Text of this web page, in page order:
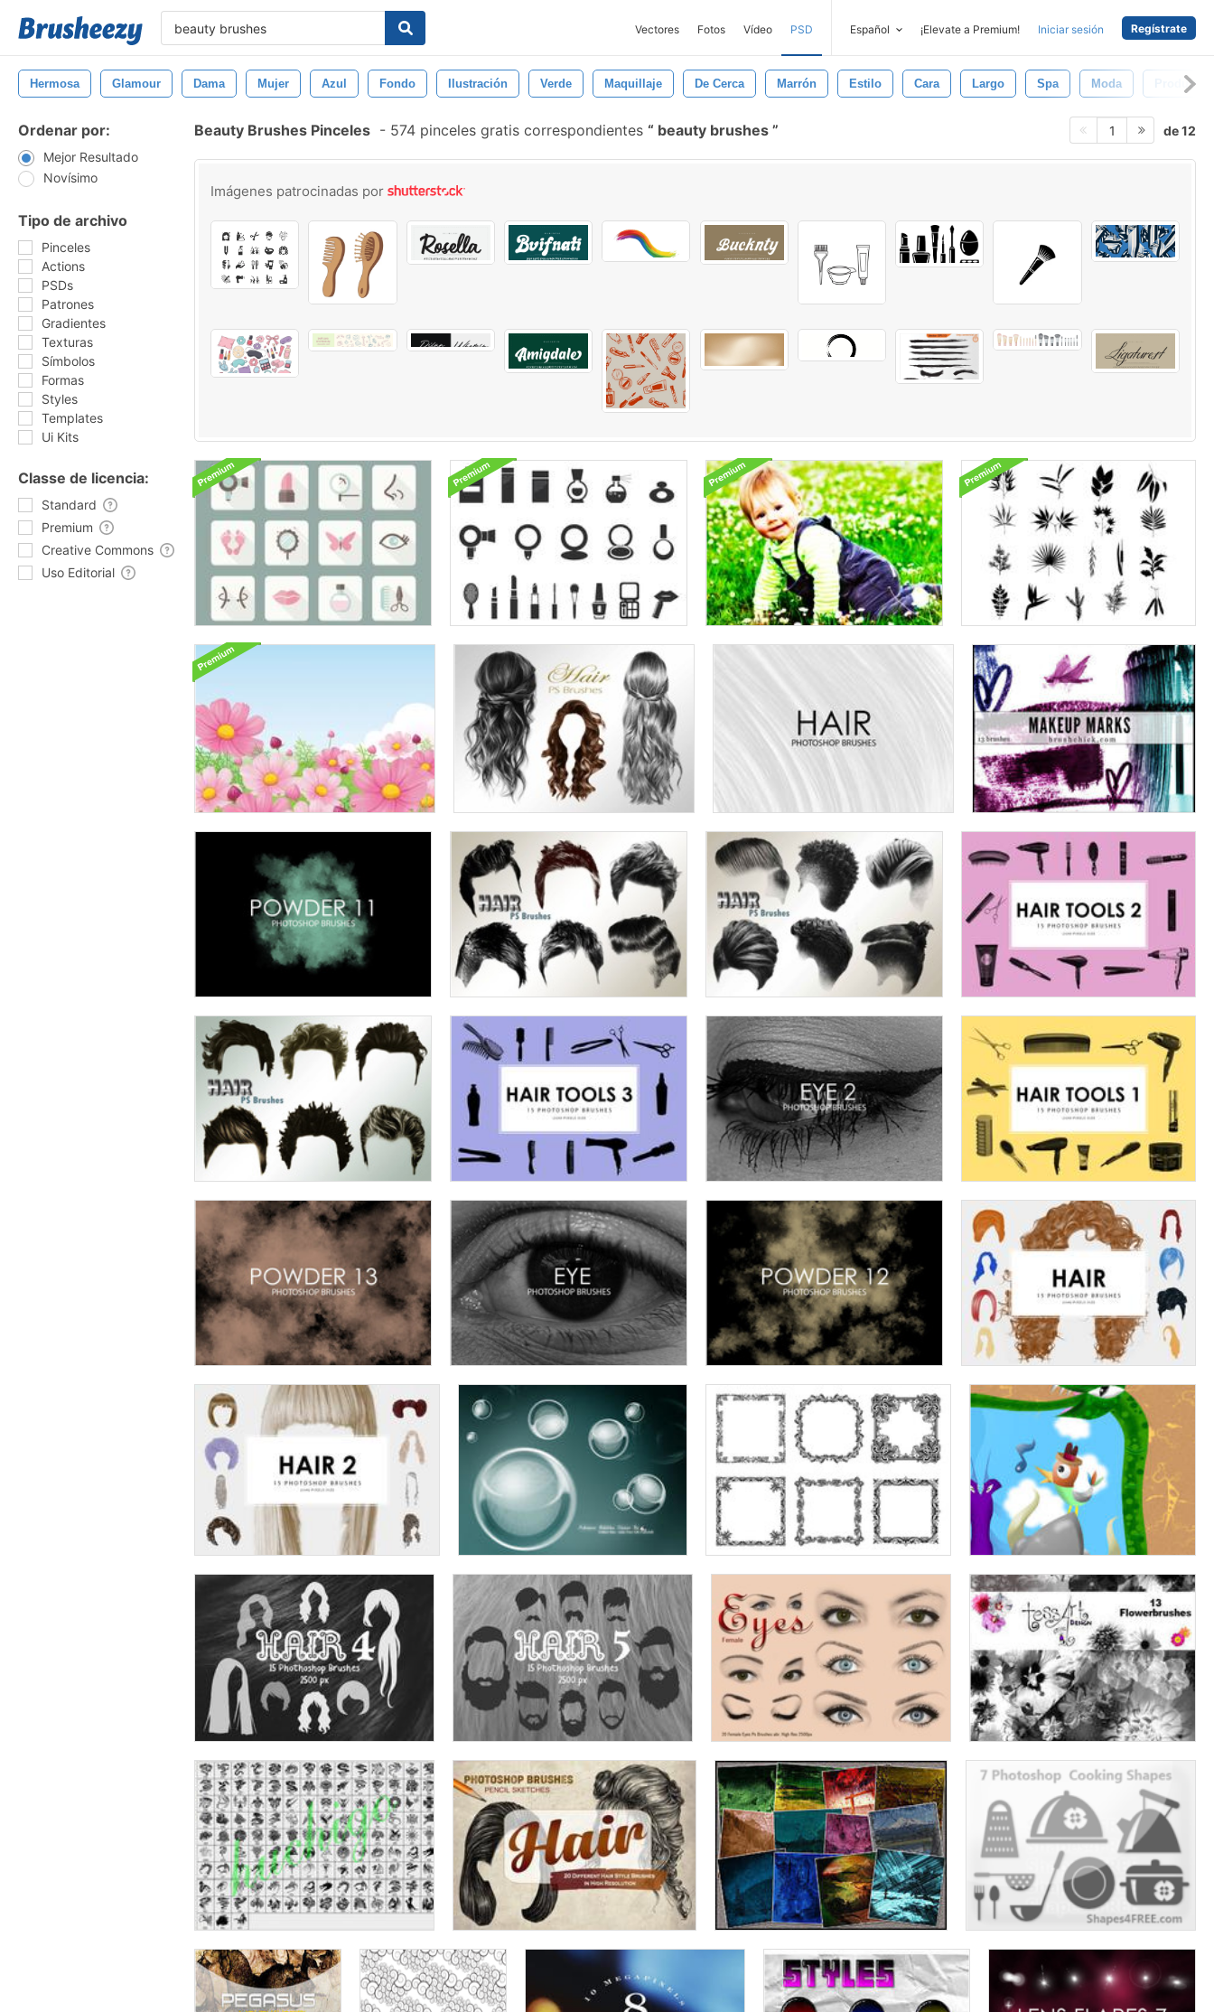
Vectores Fotos Vídeo PSD Español ¡Elevate a Premium! Iniciar sesión Regístrate
Hermosa Glamour Dama Mujer Azul Fondo Ilustración Verde Maquillaje De Cerca Marrón Estilo Cara Largo Spa Moda
Ordenar por:
Mejor Resultado
Novísimo
Tipo de archivo
Pinceles
Actions
PSDs
Patrones
Gradientes
Texturas
Símbolos
Formas
Styles
Templates
Ui Kits
Classe de licencia:
Standard
Premium
Creative Commons
Uso Editorial
Beauty Brushes Pinceles - 574 pinceles gratis correspondientes beauty brushes 1 de 12
Imágenes patrocinadas por